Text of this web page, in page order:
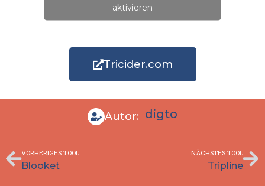
aktivieren
Tricider.com
Autor: digto
VORHERIGES TOOL
Blooket
NÄCHSTES TOOL
Tripline